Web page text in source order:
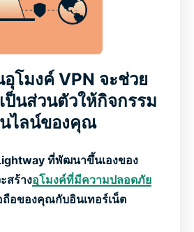
อุโมงค์ VPN จะช่วย
ป็นส่วนตัวให้กิจกรรม
ไลน์ของคุณ
ที่พัฒนาขึ้นเองของ
สร้างอุโมงค์ที่มีความปลอดภัย
ถือของคุณกับอินเทอร์เน็ต